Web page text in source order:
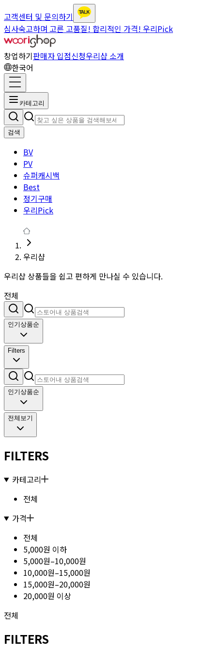
고객센터 및 문의하기
심사숙고하며 고른 고품질! 합리적인 가격! 우리Pick
창업하기판매자 입점신청우리샵 소개
한국어
카테고리
검색
BV
PV
슈퍼캐시백
Best
정기구매
우리Pick
우리샵
우리샵 상품들을 쉽고 편하게 만나실 수 있습니다.
전체
인기상품순
Filters
인기상품순
전체보기
FILTERS
카테고리
전체
가격
전체
5,000원 이하
5,000원–10,000원
10,000원–15,000원
15,000원–20,000원
20,000원 이상
전체
FILTERS